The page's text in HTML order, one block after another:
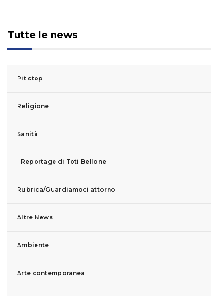
Tutte le news
Pit stop
Religione
Sanità
I Reportage di Toti Bellone
Rubrica/Guardiamoci attorno
Altre News
Ambiente
Arte contemporanea